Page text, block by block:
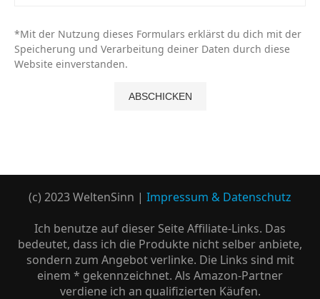
*Mit der Nutzung dieses Formulars erklärst du dich mit der
Speicherung und Verarbeitung deiner Daten durch diese
Website einverstanden.
(c) 2023 WeltenSinn | Impressum & Datenschutz
Ich benutze auf dieser Seite Affiliate-Links. Das
bedeutet, dass ich die Produkte nicht selber anbiete,
sondern zum Angebot verlinke. Die Links sind mit
einem * gekennzeichnet. Als Amazon-Partner
verdiene ich an qualifizierten Käufen.